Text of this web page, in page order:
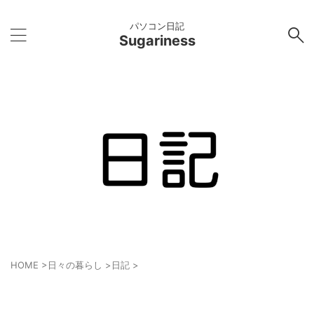
パソコン日記
Sugariness
HOME >日々の暮らし >日記 >